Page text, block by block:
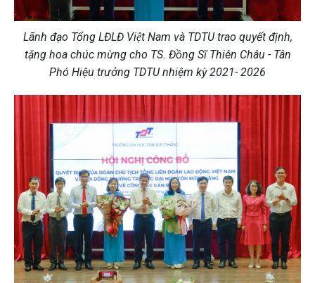
Lãnh đạo Tổng LĐLĐ Việt Nam và TDTU trao quyết định,
tặng hoa chúc mừng cho TS. Đồng Sĩ Thiên Châu - Tân
Phó Hiệu trưởng TDTU nhiệm kỳ 2021- 2026